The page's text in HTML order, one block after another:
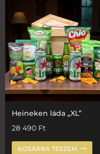
Heineken láda „XL”
28 490 Ft
KOSÁRBA TESZEM